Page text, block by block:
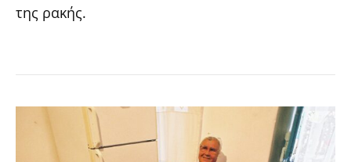
της ρακής.